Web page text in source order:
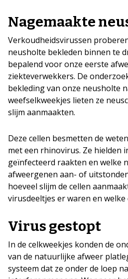
Nagemaakte
Verkoudheidsvirussen
neusholte bekleden binnen te
bepalend voor onze eerste
ziekteverwekkers. De
bekleding van onze neusholte
weefselkweekjes lieten ze
slijm aanmaakten.
Deze cellen besmetten de
met een rhinovirus. Ze hielden
geïnfecteerd raakten en welke
afweergenen aan- of
hoeveel slijm de cellen
virusdeeltjes er waren en
Virus gestopt
In de celkweekjes konden de
van de natuurlijke afweer
systeem dat ze onder de loep